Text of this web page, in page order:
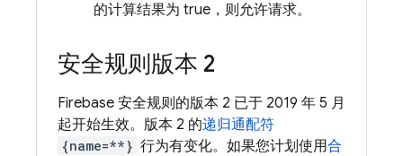
的计算结果为 true，则允许请求。
安全规则版本 2
Firebase 安全规则的版本 2 已于 2019 年 5 月
起开始生效。版本 2 的递归通配符
{name=**} 行为有变化。如果您计划使用合